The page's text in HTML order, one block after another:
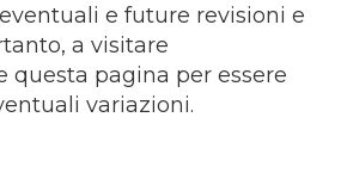
e future revisioni e
a visitare
questa pagina per essere
variazioni.